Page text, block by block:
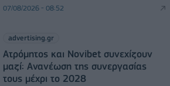
07/08/2026 - 08:52
advertising.gr
Ατρόμητος και Novibet συνεχίζουν
μαζί: Ανανέωση της συνεργασίας
τους μέχρι το 2028